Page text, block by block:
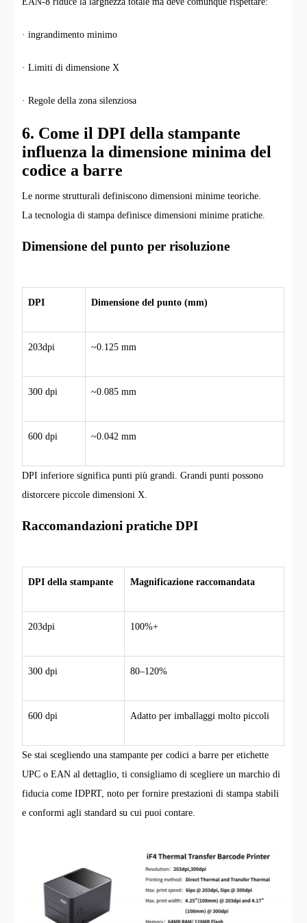
· ingrandimento minimo
· Limiti di dimensione X
· Regole della zona silenziosa
6. Come il DPI della stampante
influenza la dimensione minima del
codice a barre
Le norme strutturali definiscono dimensioni minime teoriche.
La tecnologia di stampa definisce dimensioni minime pratiche.
Dimensione del punto per risoluzione
DPI Dimensione del punto (mm)
203dpi ~0.125 mm
300 dpi ~0.085 mm
600 dpi ~0.042 mm
DPI inferiore significa punti più grandi. Grandi punti possono
distorcere piccole dimensioni X.
Raccomandazioni pratiche DPI
DPI della stampante Magnificazione raccomandata
203dpi 100%+
300 dpi 80–120%
600 dpi Adatto per imballaggi molto piccoli
Se stai scegliendo una stampante per codici a barre per etichette
UPC o EAN al dettaglio, ti consigliamo di scegliere un marchio di
fiducia come IDPRT, noto per fornire prestazioni di stampa stabili
e conformi agli standard su cui puoi contare.